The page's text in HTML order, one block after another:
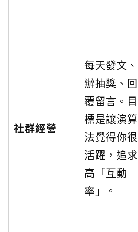
社群經營
每天發文、
辦抽獎、回
覆留言。目
標是讓演算
法覺得你很
活躍，追求
高「互動
率」。